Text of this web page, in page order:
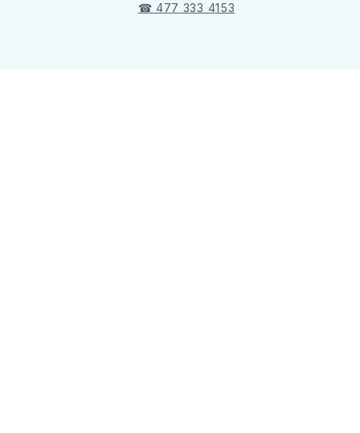
☎ 477 333 4153